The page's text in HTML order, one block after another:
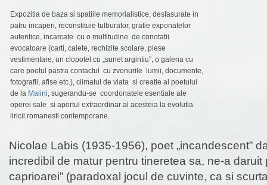
Expozitia de baza si spatiile memorialistice, desfasurate in
patru incaperi, reconstituie tulburator, gratie exponatelor
autentice, incarcate cu o multitudine de conotatii
evocatoare (carti, caiete, rechizite scolare, piese
vestimentare, un clopotel cu „sunet argintiu”, o galena cu
care poetul pastra contactul cu zvonurile lumii, documente,
fotografii, afise etc.), climatul de viata si creatie al poetului
de la Malini, sugerandu-se coordonatele esentiale ale
operei sale si aportul extraordinar al acesteia la evolutia
liricii romanesti contemporane.
Nicolae Labis (1935-1956), poet „incandescent”
incredibil de matur pentru tineretea sa, ne-a daruit
caprioarei” (paradoxal jocul de cuvinte, ca si